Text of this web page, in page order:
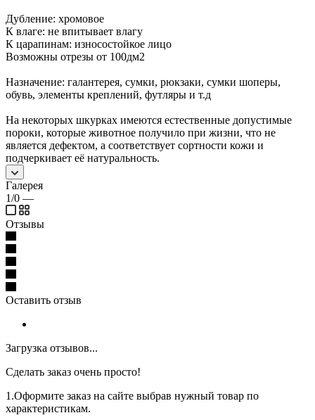
Дубление: хромовое
К влаге: не впитывает влагу
К царапинам: износостойкое лицо
Возможны отрезы от 100дм2
Назначение: галантерея, сумки, рюкзаки, сумки шоперы,
обувь, элементы креплений, футляры и т.д
На некоторых шкурках имеются естественные допустимые
пороки, которые животное получило при жизни, что не
является дефектом, а соответствует сортности кожи и
подчеркивает её натуральность.
Галерея
1/0 —
Отзывы
Оставить отзыв
Загрузка отзывов...
Сделать заказ очень просто!
1.Оформите заказ на сайте выбрав нужный товар по
характеристикам.